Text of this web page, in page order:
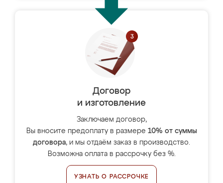
Договор
и изготовление
Заключаем договор,
Вы вносите предоплату в размере 10% от суммы
договора, и мы отдаём заказ в производство.
Возможна оплата в рассрочку без %.
УЗНАТЬ О РАССРОЧКЕ